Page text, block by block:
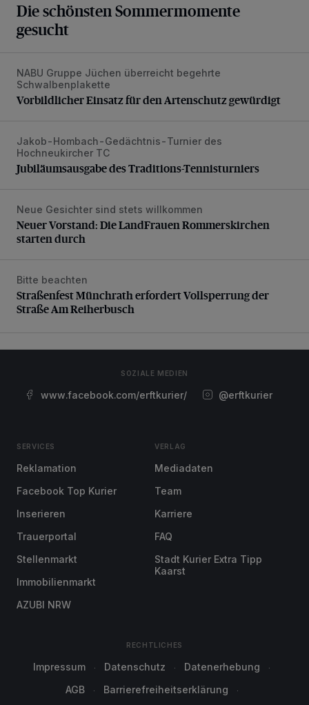
Die schönsten Sommermomente
gesucht
Vorbildlicher Einsatz für den Artenschutz gewürdigt
NABU Gruppe Jüchen überreicht begehrte
Schwalbenplakette
Vorbildlicher Einsatz für den Artenschutz gewürdigt
Jubiläumsausgabe des Traditions-Tennisturniers
Jakob-Hombach-Gedächtnis-Turnier des
Hochneukircher TC
Jubiläumsausgabe des Traditions-Tennisturniers
Neuer Vorstand: Die LandFrauen Rommerskirchen starten
Neue Gesichter sind stets willkommen
Neuer Vorstand: Die LandFrauen Rommerskirchen
starten durch
Straßenfest Münchrath erfordert Vollsperrung der Straße
Bitte beachten
Straßenfest Münchrath erfordert Vollsperrung der
Straße Am Reiherbusch
SOZIALE MEDIEN
www.facebook.com/erftkurier/ @erftkurier
SERVICES
Reklamation
Facebook Top Kurier
Inserieren
Trauerportal
Stellenmarkt
Immobilienmarkt
AZUBI NRW
VERLAG
Mediadaten
Team
Karriere
FAQ
Stadt Kurier Extra Tipp
Kaarst
RECHTLICHES
Impressum Datenschutz
Datenerhebung
AGB
Barrierefreiheitserklärung